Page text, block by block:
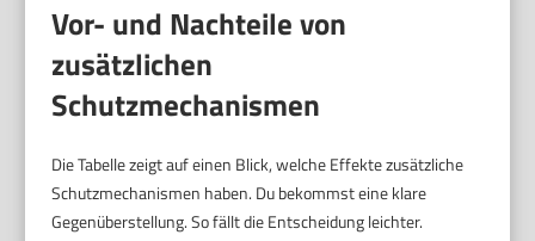
Vor- und Nachteile von
zusätzlichen
Schutzmechanismen
Die Tabelle zeigt auf einen Blick, welche Effekte zusätzliche
Schutzmechanismen haben. Du bekommst eine klare
Gegenüberstellung. So fällt die Entscheidung leichter.